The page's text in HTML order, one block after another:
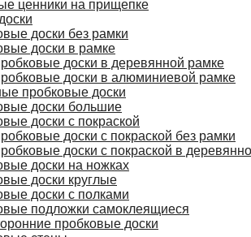
ценники на прищепке
доски без рамки
доски в рамке
доски в деревянной рамке
доски в алюминиевой рамке
пробковые доски
доски большие
доски с покраской
доски с покраской без рамки
доски с покраской в
доски на ножках
доски круглые
доски с полками
подложки самоклеящиеся
пробковые доски